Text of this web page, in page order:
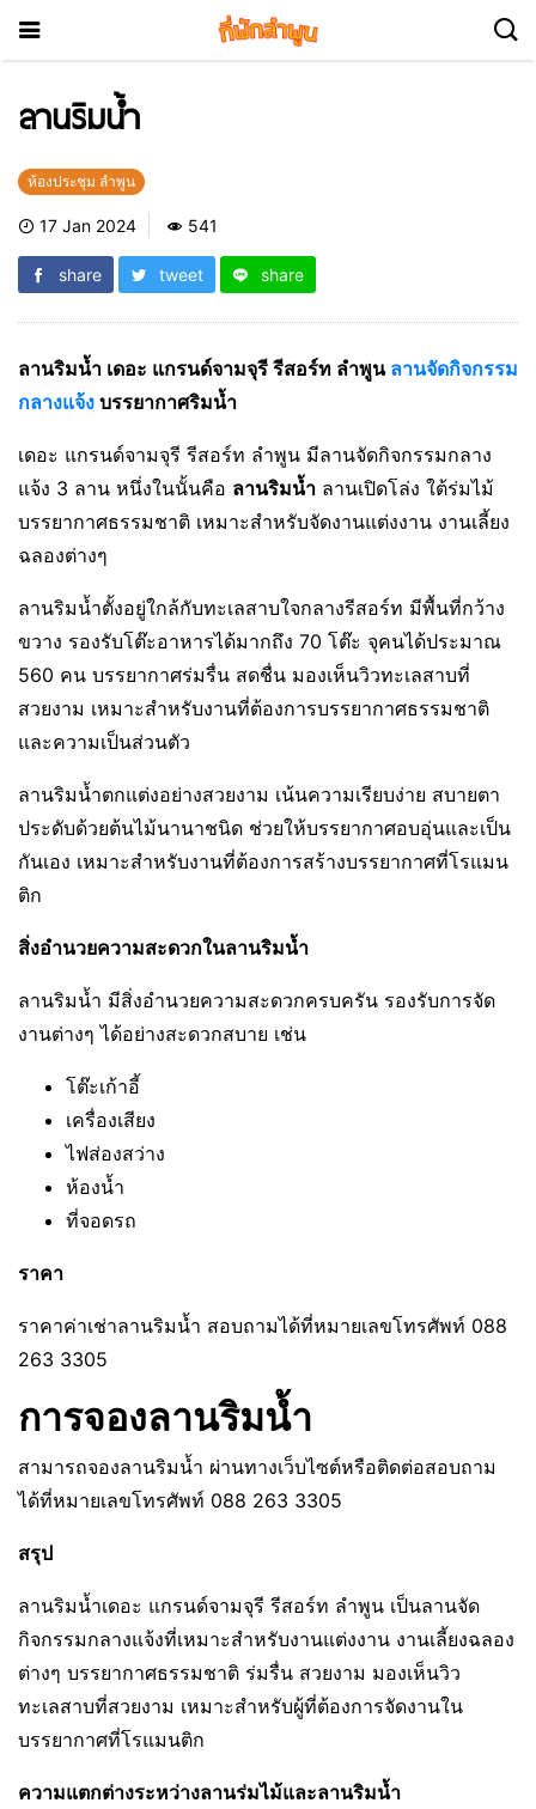
ลานริมน้ำ
ห้องประชุม ลำพูน
17 Jan 2024 541
share tweet share
ลานริมน้ำ เดอะ แกรนด์จามจุรี รีสอร์ท ลำพูน ลานจัดกิจกรรม
กลางแจ้ง บรรยากาศริมน้ำ
เดอะ แกรนด์จามจุรี รีสอร์ท ลำพูน มีลานจัดกิจกรรมกลาง
แจ้ง 3 ลาน หนึ่งในนั้นคือ ลานริมน้ำ ลานเปิดโล่ง ใต้ร่มไม้
บรรยากาศธรรมชาติ เหมาะสำหรับจัดงานแต่งงาน งานเลี้ยง
ฉลองต่างๆ
ลานริมน้ำตั้งอยู่ใกล้กับทะเลสาบใจกลางรีสอร์ท มีพื้นที่กว้าง
ขวาง รองรับโต๊ะอาหารได้มากถึง 70 โต๊ะ จุคนได้ประมาณ
560 คน บรรยากาศร่มรื่น สดชื่น มองเห็นวิวทะเลสาบที่
สวยงาม เหมาะสำหรับงานที่ต้องการบรรยากาศธรรมชาติ
และความเป็นส่วนตัว
ลานริมน้ำตกแต่งอย่างสวยงาม เน้นความเรียบง่าย สบายตา
ประดับด้วยต้นไม้นานาชนิด ช่วยให้บรรยากาศอบอุ่นและเป็น
กันเอง เหมาะสำหรับงานที่ต้องการสร้างบรรยากาศที่โรแมน
ติก
สิ่งอำนวยความสะดวกในลานริมน้ำ
ลานริมน้ำ มีสิ่งอำนวยความสะดวกครบครัน รองรับการจัด
งานต่างๆ ได้อย่างสะดวกสบาย เช่น
โต๊ะเก้าอี้
เครื่องเสียง
ไฟส่องสว่าง
ห้องน้ำ
ที่จอดรถ
ราคา
ราคาค่าเช่าลานริมน้ำ สอบถามได้ที่หมายเลขโทรศัพท์ 088
263 3305
การจองลานริมน้ำ
สามารถจองลานริมน้ำ ผ่านทางเว็บไซต์หรือติดต่อสอบถาม
ได้ที่หมายเลขโทรศัพท์ 088 263 3305
สรุป
ลานริมน้ำเดอะ แกรนด์จามจุรี รีสอร์ท ลำพูน เป็นลานจัด
กิจกรรมกลางแจ้งที่เหมาะสำหรับงานแต่งงาน งานเลี้ยงฉลอง
ต่างๆ บรรยากาศธรรมชาติ ร่มรื่น สวยงาม มองเห็นวิว
ทะเลสาบที่สวยงาม เหมาะสำหรับผู้ที่ต้องการจัดงานใน
บรรยากาศที่โรแมนติก
ความแตกต่างระหว่างลานร่มไม้และลานริมน้ำ